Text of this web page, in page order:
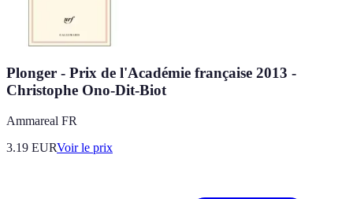
Plonger - Prix de l'Académie française 2013 -
Christophe Ono-Dit-Biot
Ammareal FR
3.19 EURVoir le prix